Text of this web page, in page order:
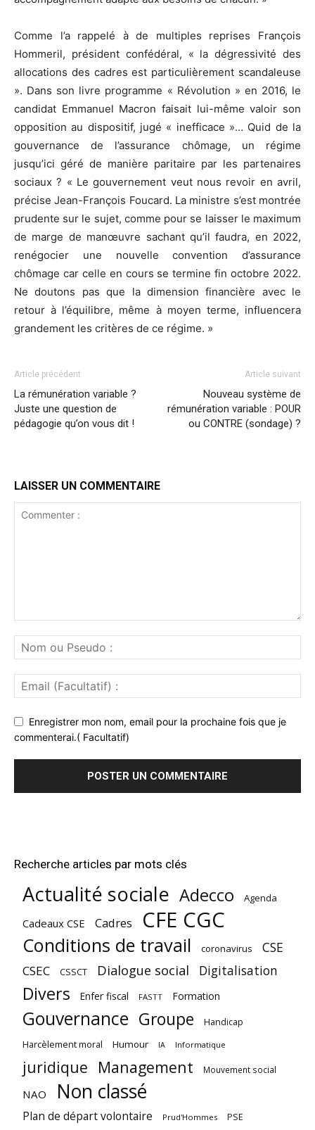
Comme l’a rappelé à de multiples reprises François
Hommeril, président confédéral, « la dégressivité des
allocations des cadres est particulièrement scandaleuse
». Dans son livre programme « Révolution » en 2016, le
candidat Emmanuel Macron faisait lui-même valoir son
opposition au dispositif, jugé « inefficace »… Quid de la
gouvernance de l’assurance chômage, un régime
jusqu’ici géré de manière paritaire par les partenaires
sociaux ? « Le gouvernement veut nous revoir en avril,
précise Jean-François Foucard. La ministre s’est montrée
prudente sur le sujet, comme pour se laisser le maximum
de marge de manœuvre sachant qu’il faudra, en 2022,
renégocier une nouvelle convention d’assurance
chômage car celle en cours se termine fin octobre 2022.
Ne doutons pas que la dimension financière avec le
retour à l’équilibre, même à moyen terme, influencera
grandement les critères de ce régime. »
Article précédent
La rémunération variable ?
Juste une question de
pédagogie qu’on vous dit !
Article suivant
Nouveau système de
rémunération variable : POUR
ou CONTRE (sondage) ?
LAISSER UN COMMENTAIRE
Enregistrer mon nom, email pour la prochaine fois que je
commenterai.( Facultatif)
Recherche articles par mots clés
Actualité sociale Adecco Agenda
Cadeaux CSE Cadres CFE CGC
Conditions de travail coronavirus CSE
CSEC CSSCT Dialogue social Digitalisation
Divers Enfer fiscal FASTT Formation
Gouvernance Groupe Handicap
Harcèlement moral Humour IA Informatique
juridique Management Mouvement social
NAO Non classé
Plan de départ volontaire Prud'Hommes PSE